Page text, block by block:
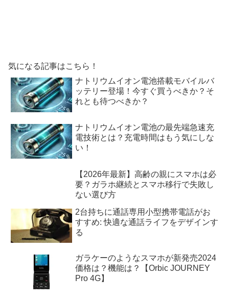
気になる記事はこちら！
ナトリウムイオン電池搭載モバイルバ
ッテリー登場！今すぐ買うべきか？そ
れとも待つべきか？
ナトリウムイオン電池の最先端急速充
電技術とは？充電時間はもう気にしな
い！
【2026年最新】高齢の親にスマホは必
要？ガラホ継続とスマホ移行で失敗し
ない選び方
2台持ちに通話専用小型携帯電話がお
すすめ: 快適な通話ライフをデザインす
る
ガラケーのようなスマホが新発売2024
価格は？機能は？【Orbic JOURNEY
Pro 4G】